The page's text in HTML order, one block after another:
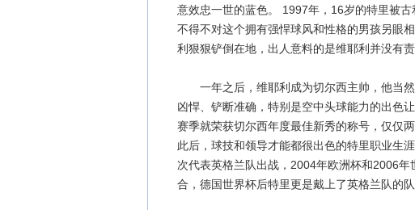
意效忠一世的蓝色。 1997年，16岁的特里被
不得不对这个拥有强悍球风和性格的男孩另眼
利狠狠铲倒在地，出人意料的是维耶利并没有
一年之后，维耶利成为切尔西主帅，他当然
凶悍、铲断准确，特别是空中头球能力的出色
赛季就荣获切尔西年度最佳新秀的称号，仅仅
此后，球技和领导才能都很出色的特里职业生
次代表英格兰队出战，2004年欧洲杯和2006
合，德国世界杯后特里更是戴上了英格兰队的队